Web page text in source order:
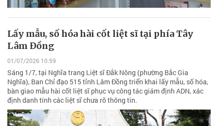
Lấy mẫu, số hóa hài cốt liệt sĩ tại phía Tây
Lâm Đồng
01/07/2026 10:59
Sáng 1/7, tại Nghĩa trang Liệt sĩ Đắk Nông (phường Bắc Gia
Nghĩa), Ban Chỉ đạo 515 tỉnh Lâm Đồng triển khai lấy mẫu, số hóa,
bàn giao mẫu hài cốt liệt sĩ phục vụ công tác giám định ADN, xác
định danh tính các liệt sĩ chưa rõ thông tin.